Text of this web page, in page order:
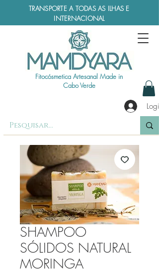
TRANSPORTE A TODAS AS ILHAS E
INTERNACIONAL
Fitocósmetica Artesanal Made in
Cabo Verde
Login
SHAMPOO
SÓLIDOS NATURAL
MORINGA